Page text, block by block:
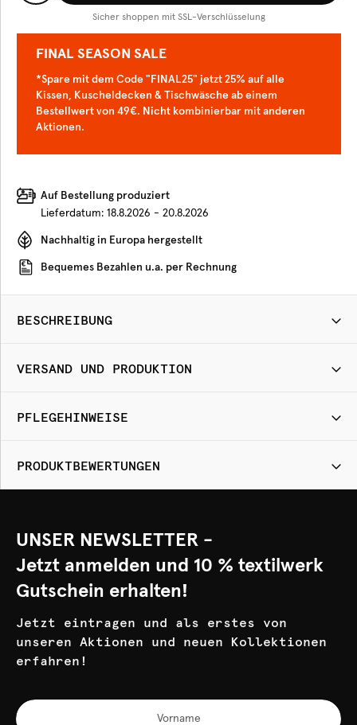
Sicher shoppen mit SSL-Verschlüsselung
FINAL SEASON SALE
*Spare mit dem Code "FINAL25" jetzt 25% auf alle
Kissen, Kuscheldecken & Tischwäsche ab einem
Bestellwert von 49€. Nicht kombinierbar mit anderen
Aktionen.
Auf Bestellung produziert
Lieferdatum: 18.8.2026 - 20.8.2026
Nachhaltig in Europa hergestellt
Bequemes Bezahlen u.a. per Rechnung
BESCHREIBUNG
VERSAND UND PRODUKTION
PFLEGEHINWEISE
PRODUKTBEWERTUNGEN
UNSER NEWSLETTER -
Jetzt anmelden und 10 % textilwerk
Gutschein erhalten!
Jetzt eintragen und als erstes von
unseren Aktionen und neuen Kollektionen
erfahren!